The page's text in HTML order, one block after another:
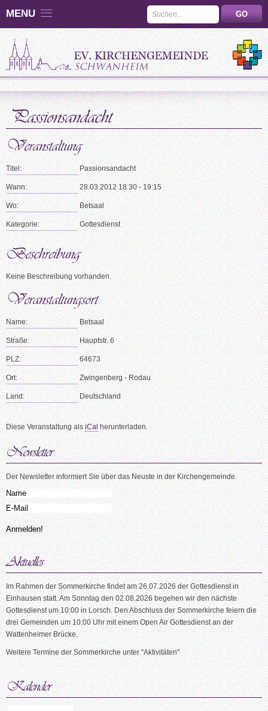
MENU
Titel: Passionsandacht
Wann: 28.03.2012 18:30 - 19:15
Wo: Betsaal
Kategorie: Gottesdienst
Keine Beschreibung vorhanden.
Name: Betsaal
Straße: Hauptstr. 6
PLZ: 64673
Ort: Zwingenberg - Rodau
Land: Deutschland
Diese Veranstaltung alsiCalherunterladen.
Der Newsletter informiert Sie über das Neuste in der Kirchengemeinde.
Im Rahmen der Sommerkirche findet am 26.07.2026 der Gottesdienst in
Einhausen statt. Am Sonntag den 02.08.2026 begehen wir den nächste
Gottesdienst um 10:00 in Lorsch. Den Abschluss der Sommerkirche feiern die
drei Gemeinden um 10:00 Uhr mit einem Open Air Gottesdienst an der
Wattenheimer Brücke.
Weitere Termine der Sommerkirche unter "Aktivitäten"